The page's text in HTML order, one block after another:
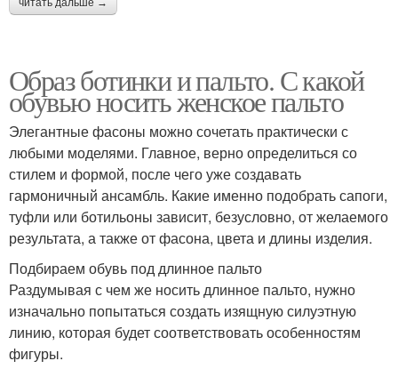
Образ ботинки и пальто. С какой
обувью носить женское пальто
Элегантные фасоны можно сочетать практически с
любыми моделями. Главное, верно определиться со
стилем и формой, после чего уже создавать
гармоничный ансамбль. Какие именно подобрать сапоги,
туфли или ботильоны зависит, безусловно, от желаемого
результата, а также от фасона, цвета и длины изделия.
Подбираем обувь под длинное пальто
Раздумывая с чем же носить длинное пальто, нужно
изначально попытаться создать изящную силуэтную
линию, которая будет соответствовать особенностям
фигуры.